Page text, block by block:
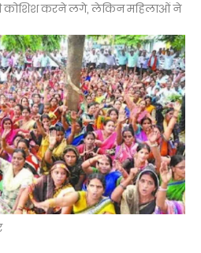
कोशिश करने लगे, लेकिन महिलाओं ने